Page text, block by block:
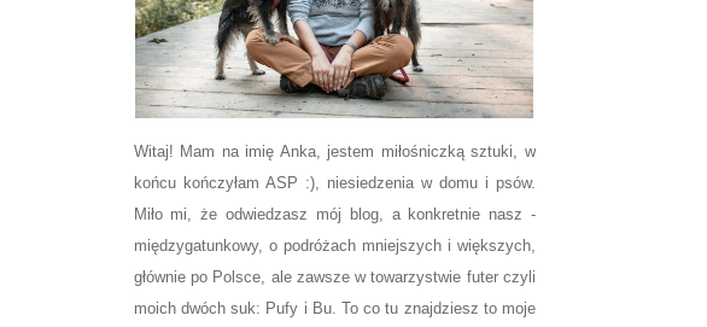
Witaj! Mam na imię Anka, jestem miłośniczką sztuki, w
końcu kończyłam ASP :), niesiedzenia w domu i psów.
Miło mi, że odwiedzasz mój blog, a konkretnie nasz -
międzygatunkowy, o podróżach mniejszych i większych,
głównie po Polsce, ale zawsze w towarzystwie futer czyli
moich dwóch suk: Pufy i Bu. To co tu znajdziesz to moje